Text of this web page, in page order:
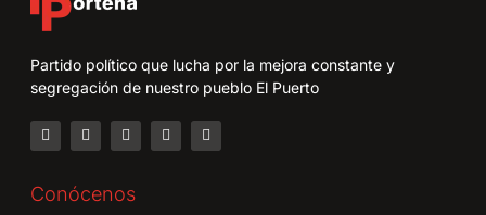
Partido político que lucha por la mejora constante y
segregación de nuestro pueblo El Puerto
Conócenos